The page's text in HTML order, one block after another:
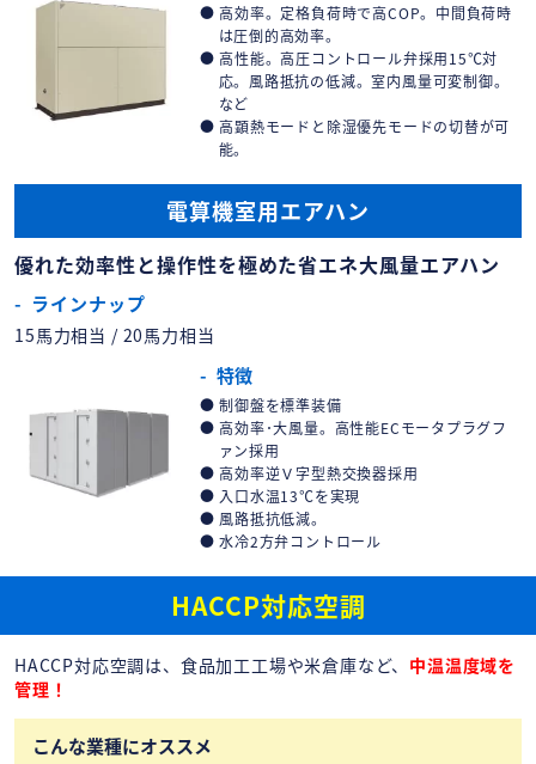
高効率。定格負荷時で高COP。中間負荷時
は圧倒的高効率。
高性能。高圧コントロール弁採用15℃対
応。風路抵抗の低減。室内風量可変制御。
など
高顕熱モードと除湿優先モードの切替が可
能。
電算機室用エアハン
優れた効率性と操作性を極めた省エネ大風量エアハン
ラインナップ
15馬力相当 / 20馬力相当
特徴
制御盤を標準装備
高効率･大風量。高性能ECモータプラグフ
ァン採用
高効率逆Ｖ字型熱交換器採用
入口水温13℃を実現
風路抵抗低減。
水冷2方弁コントロール
HACCP対応空調
HACCP対応空調は、食品加工工場や米倉庫など、 中温温度域を
管理！
こんな業種にオススメ